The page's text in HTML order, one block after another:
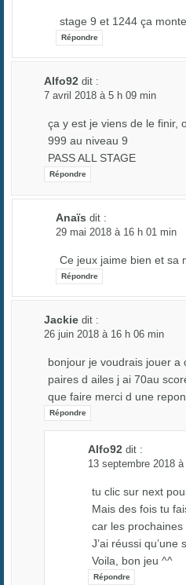
stage 9 et 1244 ça
Répondre
Alfo92 dit :
7 avril 2018 à 5 h 09 min
ça y est je viens de le finir,
999 au niveau 9
PASS ALL STAGE
Répondre
Anaïs dit :
29 mai 2018 à 16 h 01 min
Ce jeux jaime bien et sa
Répondre
Jackie dit :
26 juin 2018 à 16 h 06 min
bonjour je voudrais jouer a
paires d ailes j ai 70au
que faire merci d une
Répondre
Alfo92 dit :
13 septembre 2018
tu clic sur next
Mais des fois tu
car les prochaines
J’ai réussi qu’une
Voila, bon jeu ^^
Répondre